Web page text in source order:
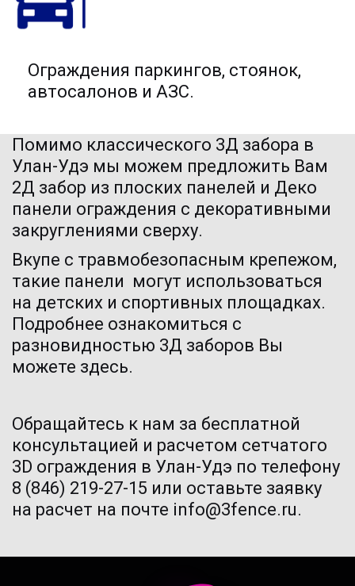
Ограждения паркингов, стоянок,
автосалонов и АЗС.
Помимо классического 3Д забора в
Улан-Удэ мы можем предложить Вам
2Д забор из плоских панелей и Деко
панели ограждения с декоративными
закруглениями сверху.
Вкупе с травмобезопасным крепежом,
такие панели  могут использоваться
на детских и спортивных площадках.
Подробнее ознакомиться с
разновидностью 3Д заборов Вы
можете здесь.
Обращайтесь к нам за бесплатной
консультацией и расчетом сетчатого
3D ограждения в Улан-Удэ по телефону
8 (846) 219-27-15 или оставьте заявку
на расчет на почте info@3fence.ru.